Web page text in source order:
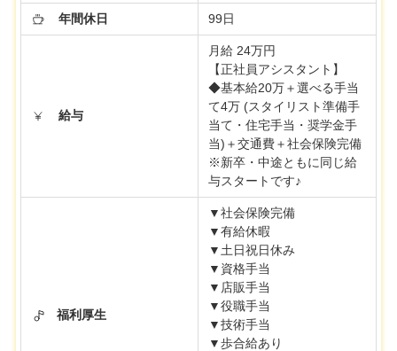
年間休日 99日
給与
月給 24万円
【正社員アシスタント】
◆基本給20万＋選べる手当
て4万 (スタイリスト準備手
当て・住宅手当・奨学金手
当)＋交通費＋社会保険完備
※新卒・中途ともに同じ給
与スタートです♪
福利厚生
▼社会保険完備
▼有給休暇
▼土日祝日休み
▼資格手当
▼店販手当
▼役職手当
▼技術手当
▼歩合給あり